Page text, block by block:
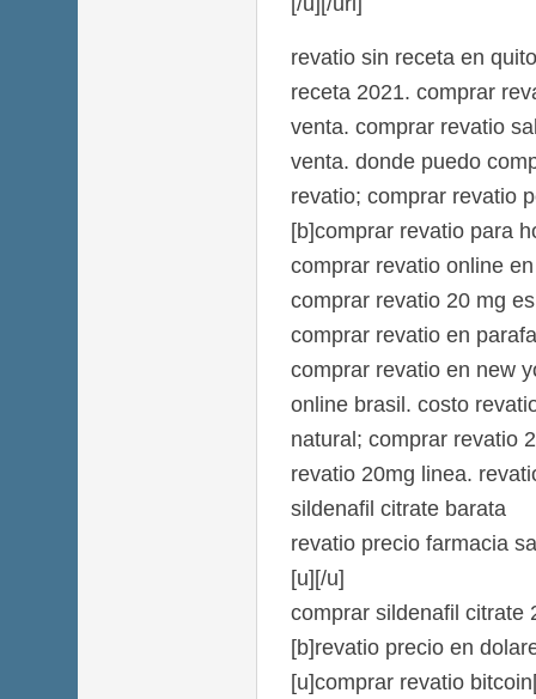
revatio sin receta en
receta 2021. comprar
venta. comprar revatio
venta. donde puedo
revatio; comprar revatio
[b]comprar revatio para
comprar revatio online
comprar revatio 20 mg
comprar revatio en
comprar revatio en new
online brasil. costo
natural; comprar revatio
revatio 20mg linea.
sildenafil citrate barata
revatio precio farmacia
[u][/u]
comprar sildenafil citrate
[b]revatio precio en
[u]comprar revatio